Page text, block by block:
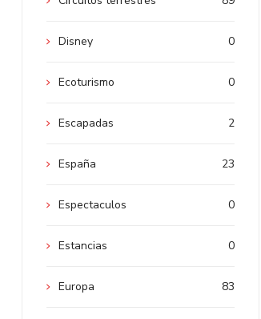
0
Disney
0
Ecoturismo
2
Escapadas
23
España
0
Espectaculos
0
Estancias
83
Europa